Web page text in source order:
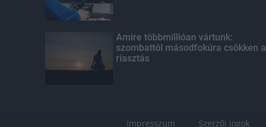
Amire többmillióan vártunk:
szombattól másodfokúra csökken a
riasztás
Impresszum Szerzői jogok